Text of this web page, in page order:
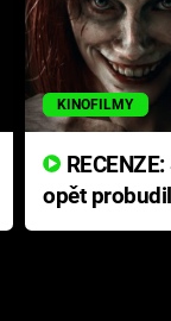
KINOFILMY
opět
přichází s